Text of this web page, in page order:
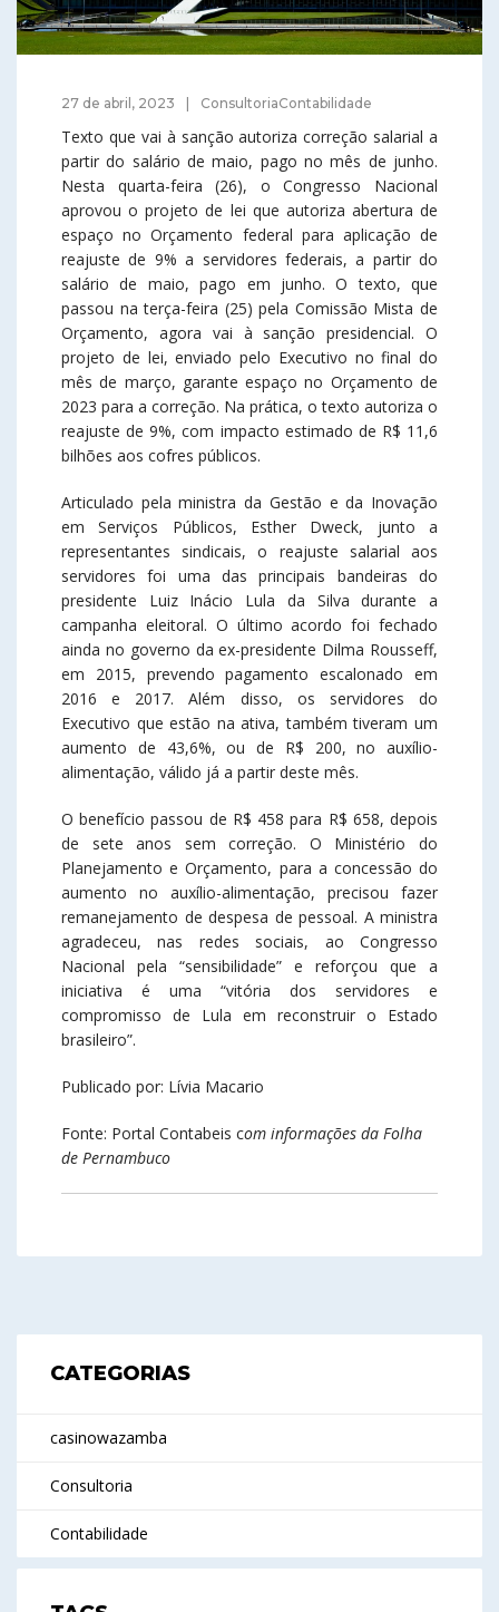
27 de abril, 2023 ConsultoriaContabilidade
Texto que vai à sanção autoriza correção salarial a
partir do salário de maio, pago no mês de junho.
Nesta quarta-feira (26), o Congresso Nacional
aprovou o projeto de lei que autoriza abertura de
espaço no Orçamento federal para aplicação de
reajuste de 9% a servidores federais, a partir do
salário de maio, pago em junho. O texto, que
passou na terça-feira (25) pela Comissão Mista de
Orçamento, agora vai à sanção presidencial. O
projeto de lei, enviado pelo Executivo no final do
mês de março, garante espaço no Orçamento de
2023 para a correção. Na prática, o texto autoriza o
reajuste de 9%, com impacto estimado de R$ 11,6
bilhões aos cofres públicos.
Articulado pela ministra da Gestão e da Inovação
em Serviços Públicos, Esther Dweck, junto a
representantes sindicais, o reajuste salarial aos
servidores foi uma das principais bandeiras do
presidente Luiz Inácio Lula da Silva durante a
campanha eleitoral. O último acordo foi fechado
ainda no governo da ex-presidente Dilma Rousseff,
em 2015, prevendo pagamento escalonado em
2016 e 2017. Além disso, os servidores do
Executivo que estão na ativa, também tiveram um
aumento de 43,6%, ou de R$ 200, no auxílio-
alimentação, válido já a partir deste mês.
O benefício passou de R$ 458 para R$ 658, depois
de sete anos sem correção. O Ministério do
Planejamento e Orçamento, para a concessão do
aumento no auxílio-alimentação, precisou fazer
remanejamento de despesa de pessoal. A ministra
agradeceu, nas redes sociais, ao Congresso
Nacional pela “sensibilidade” e reforçou que a
iniciativa é uma “vitória dos servidores e
compromisso de Lula em reconstruir o Estado
brasileiro”.
Publicado por: Lívia Macario
Fonte: Portal Contabeis com informações da Folha
de Pernambuco
CATEGORIAS
casinowazamba
Consultoria
Contabilidade